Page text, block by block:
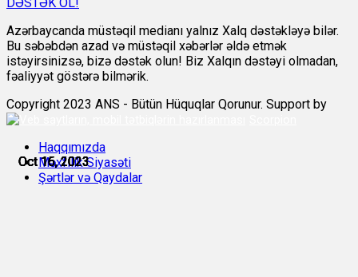
Oct 15, 2023
Oct 16, 2023
Oct 16, 2023
Oct 15, 2023
Oct 16, 2023
Oct 16, 2023
Azərbaycanda müstəqil medianı yalnız Xalq dəstəkləyə bilər.
Bu səbəbdən azad və müstəqil xəbərlər əldə etmək
istəyirsinizsə, bizə dəstək olun! Biz Xalqın dəstəyi olmadan,
fəaliyyət göstərə bilmərik.
Copyright 2023 ANS - Bütün Hüquqlar Qorunur. Support by
Haqqımızda
Məxfilik Siyasəti
Şərtlər və Qaydalar